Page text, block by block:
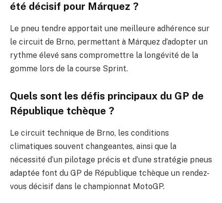
été décisif pour Márquez ?
Le pneu tendre apportait une meilleure adhérence sur
le circuit de Brno, permettant à Márquez d’adopter un
rythme élevé sans compromettre la longévité de la
gomme lors de la course Sprint.
Quels sont les défis principaux du GP de
République tchèque ?
Le circuit technique de Brno, les conditions
climatiques souvent changeantes, ainsi que la
nécessité d’un pilotage précis et d’une stratégie pneus
adaptée font du GP de République tchèque un rendez-
vous décisif dans le championnat MotoGP.